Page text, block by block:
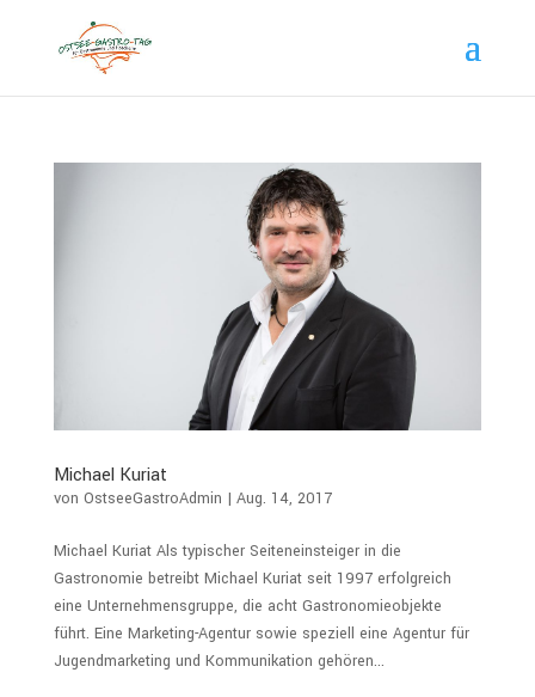
Michael Kuriat
von OstseeGastroAdmin | Aug. 14, 2017
Michael Kuriat Als typischer Seiteneinsteiger in die
Gastronomie betreibt Michael Kuriat seit 1997 erfolgreich
eine Unternehmensgruppe, die acht Gastronomieobjekte
führt. Eine Marketing-Agentur sowie speziell eine Agentur für
Jugendmarketing und Kommunikation gehören...